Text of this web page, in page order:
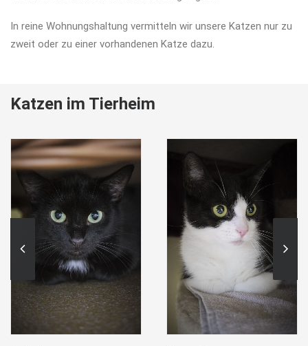
In reine Wohnungshaltung vermitteln wir unsere Katzen nur zu
zweit oder zu einer vorhandenen Katze dazu.
Katzen im Tierheim